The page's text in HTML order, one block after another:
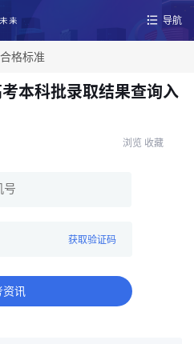
导航
合格标准
本科批录取结果查询入
浏览 收藏
获取验证码
讯